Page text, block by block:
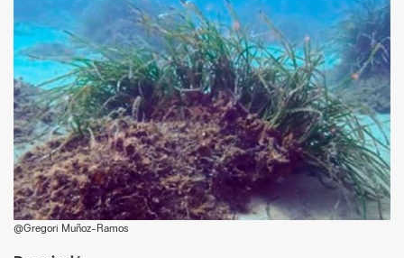
@Gregori Muñoz-Ramos
Descripció:
Presentació pública de la revista L’Atzavara Vol. 33 (2023)